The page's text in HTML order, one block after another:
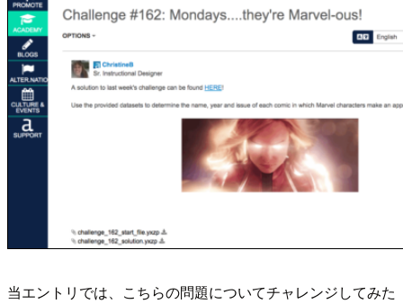
当エントリでは、こちらの問題についてチャレンジしてみた